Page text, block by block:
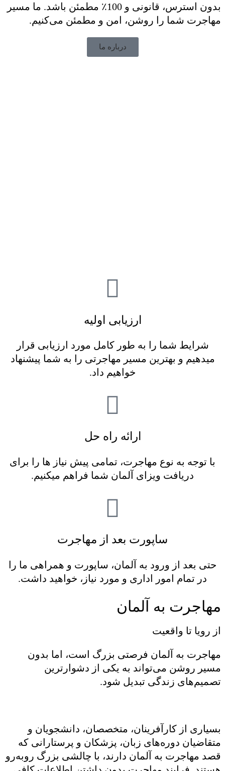
بدون استرس، قانونی و 100٪ مطمئن باشد. ما مسیر
مهاجرت شما را روشن، امن و مطمئن می‌کنیم.
درباره ما
ارزیابی اولیه
شرایط شما را به طور کامل مورد ارزیابی قرار
میدهیم و بهترین مسیر مهاجرتی را به شما پیشنهاد
خواهیم داد.
ارائه راه حل
با توجه به نوع مهاجرت، تمامی پیش نیاز ها را برای
دریافت ویزای آلمان شما فراهم میکنیم.
ساپورت بعد از مهاجرت
حتی بعد از ورود به آلمان، ساپورت و همراهی ما را
در تمام امور اداری و مورد نیاز، خواهید داشت.
مهاجرت به آلمان
از رویا تا واقعیت
مهاجرت به آلمان فرصتی بزرگ است، اما بدون
مسیر روشن می‌تواند به یکی از دشوارترین
تصمیم‌های زندگی تبدیل شود.
بسیاری از کارآفرینان، متخصصان، دانشجویان و
متقاضیان دوره‌های زبان، پزشکان و پرستارانی که
قصد مهاجرت به آلمان دارند، با چالشی بزرگ روبه‌رو